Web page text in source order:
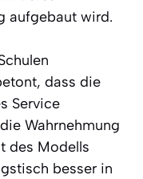
aufgebaut wird.
dass die
Service
Wahrnehmung
des Modells
besser in